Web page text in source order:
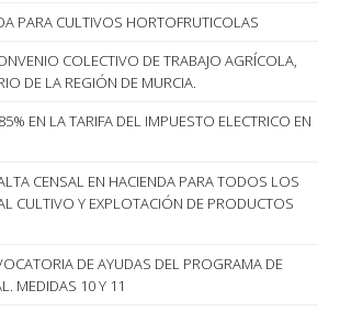
PARA CULTIVOS HORTOFRUTICOLAS
COLECTIVO DE TRABAJO AGRÍCOLA,
DE LA REGIÓN DE MURCIA.
EN LA TARIFA DEL IMPUESTO ELECTRICO EN
CENSAL EN HACIENDA PARA TODOS LOS
CULTIVO Y EXPLOTACIÓN DE PRODUCTOS
DE AYUDAS DEL PROGRAMA DE
MEDIDAS 10 Y 11